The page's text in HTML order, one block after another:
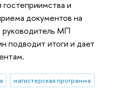
и
документов на
руководитель МП
подводит итоги и дает
магистерская программа